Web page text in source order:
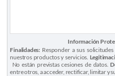
Información
Finalidades: Responder a sus
nuestros productos y servicios.
No están previstas cesiones de datos.
entre otros, a acceder, rectificar, limitar y